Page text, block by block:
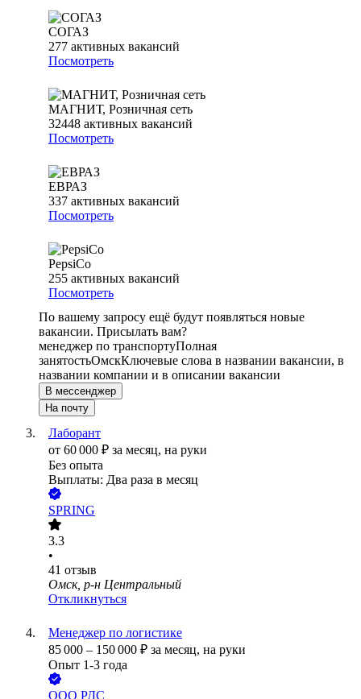
СОГАЗ
277 активных вакансий
Посмотреть
МАГНИТ, Розничная сеть
32448 активных вакансий
Посмотреть
ЕВРАЗ
337 активных вакансий
Посмотреть
PepsiCo
255 активных вакансий
Посмотреть
По вашему запросу ещё будут появляться новые
вакансии. Присылать вам?
менеджер по транспортуПолная
занятостьОмскКлючевые слова в названии вакансии, в
названии компании и в описании вакансии
В мессенджер
На почту
Лаборант
от 60 000 ₽ за месяц, на руки
Без опыта
Выплаты: Два раза в месяц
SPRING
3.3
•
41 отзыв
Омск, р-н Центральный
Откликнуться
Менеджер по логистике
85 000 – 150 000 ₽ за месяц, на руки
Опыт 1-3 года
ООО РДС